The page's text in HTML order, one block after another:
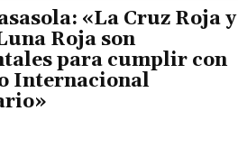
«La Cruz Roja y
Roja son
para cumplir con
Internacional